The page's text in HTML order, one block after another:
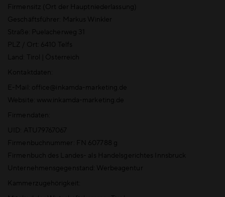
Firmensitz (Ort der Hauptniederlassung)
Geschäftsführer: Markus Winkler
Straße: Puelacherweg 31
PLZ / Ort: 6410 Telfs
Land: Tirol | Österreich
Kontaktdaten:
E-Mail: office@inkamda-marketing.de
Website: www.inkamda-marketing.de
Firmendaten:
UID: ATU79767067
Firmenbuchnummer: FN 607788 g
Firmenbuch des Landes- als Handelsgerichtes Innsbruck
Unternehmensgegenstand: Werbeagentur
Kammerzugehörigkeit: